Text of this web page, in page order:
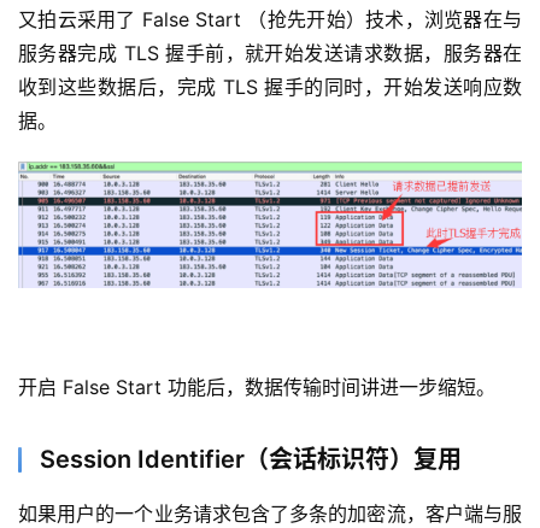
又拍云采用了 False Start （抢先开始）技术，浏览器在与
服务器完成 TLS 握手前，就开始发送请求数据，服务器在
收到这些数据后，完成 TLS 握手的同时，开始发送响应数
据。
开启 False Start 功能后，数据传输时间讲进一步缩短。
Session Identifier（会话标识符）复用
如果用户的一个业务请求包含了多条的加密流，客户端与服